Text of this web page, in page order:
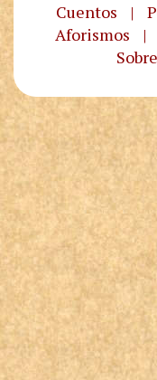
Cuentos |
Aforismos
|